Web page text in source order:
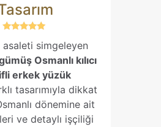
5.00
asaleti simgeleyen
Osmanlı kılıcı
erkek yüzük
tasarımıyla dikkat
dönemine ait
ve detaylı işçiliği